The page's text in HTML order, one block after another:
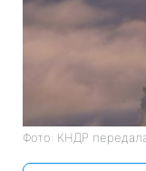
Фото: КНДР